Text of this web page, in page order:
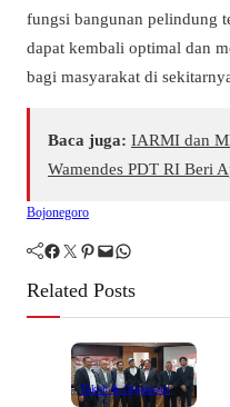
fungsi bangunan pelindung
dapat kembali optimal dan
bagi masyarakat di
Baca juga: IARMI dan
Wamendes PDT RI Beri
Bojonegoro
Facebook Twitter Pinterest Mail WhatsApp
Related Posts
Tokoh & Organisasi